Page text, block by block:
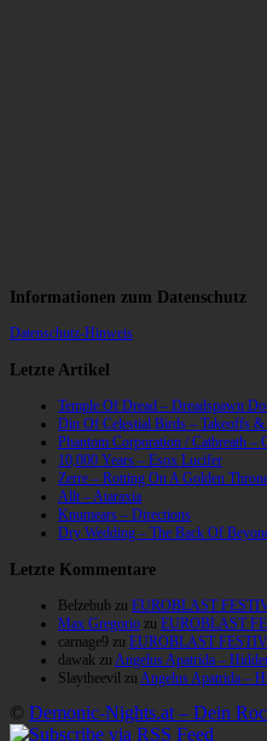
Informationen zum Datenschutz
Datenschutz-Hinweis
Letzte Artikel
Temple Of Dread – Dreadspawn
Din Of Celestial Birds – Takeoffs
Phantom Corporation / Catbreath –
10,000 Years – Esox Lucifer
Zerre – Rotting On A Golden
Allt – Ataraxia
Knumears – Directions
Dry Wedding – The Back Of
Letzte Kommentare
Belzebub zu EUROBLAST
Max Gregorio zu EUROBLAST
carnage9 zu EUROBLAST
dawak zu Angelus Apatrida –
Slaytheevil zu Angelus Apatrida –
© Demonic-Nights.at – Dein